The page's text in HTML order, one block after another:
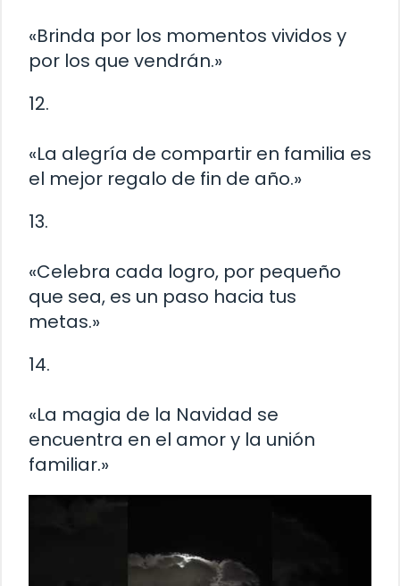
«Brinda por los momentos vividos y
por los que vendrán.»
12.
«La alegría de compartir en familia es
el mejor regalo de fin de año.»
13.
«Celebra cada logro, por pequeño
que sea, es un paso hacia tus
metas.»
14.
«La magia de la Navidad se
encuentra en el amor y la unión
familiar.»